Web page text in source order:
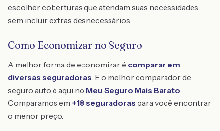
escolher coberturas que atendam suas necessidades
sem incluir extras desnecessários.
Como Economizar no Seguro
A melhor forma de economizar é comparar em
diversas seguradoras. E o melhor comparador de
seguro auto é aqui no Meu Seguro Mais Barato.
Comparamos em +18 seguradoras para você encontrar
o menor preço.